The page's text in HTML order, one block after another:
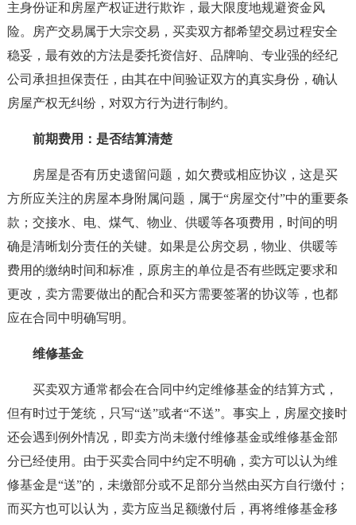
主身份证和房屋产权证进行欺诈，最大限度地规避资金风
险。房产交易属于大宗交易，买卖双方都希望交易过程安全
稳妥，最有效的方法是委托资信好、品牌响、专业强的经纪
公司承担担保责任，由其在中间验证双方的真实身份，确认
房屋产权无纠纷，对双方行为进行制约。
前期费用：是否结算清楚
房屋是否有历史遗留问题，如欠费或相应协议，这是买
方所应关注的房屋本身附属问题，属于“房屋交付”中的重要条
款；交接水、电、煤气、物业、供暖等各项费用，时间的明
确是清晰划分责任的关键。如果是公房交易，物业、供暖等
费用的缴纳时间和标准，原房主的单位是否有些既定要求和
更改，卖方需要做出的配合和买方需要签署的协议等，也都
应在合同中明确写明。
维修基金
买卖双方通常都会在合同中约定维修基金的结算方式，
但有时过于笼统，只写“送”或者“不送”。事实上，房屋交接时
还会遇到例外情况，即卖方尚未缴付维修基金或维修基金部
分已经使用。由于买卖合同中约定不明确，卖方可以认为维
修基金是“送”的，未缴部分或不足部分当然由买方自行缴付；
而买方也可以认为，卖方应当足额缴付后，再将维修基金移